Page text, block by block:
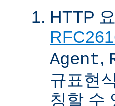
HTTP
Agent,
규표현
칭할 수